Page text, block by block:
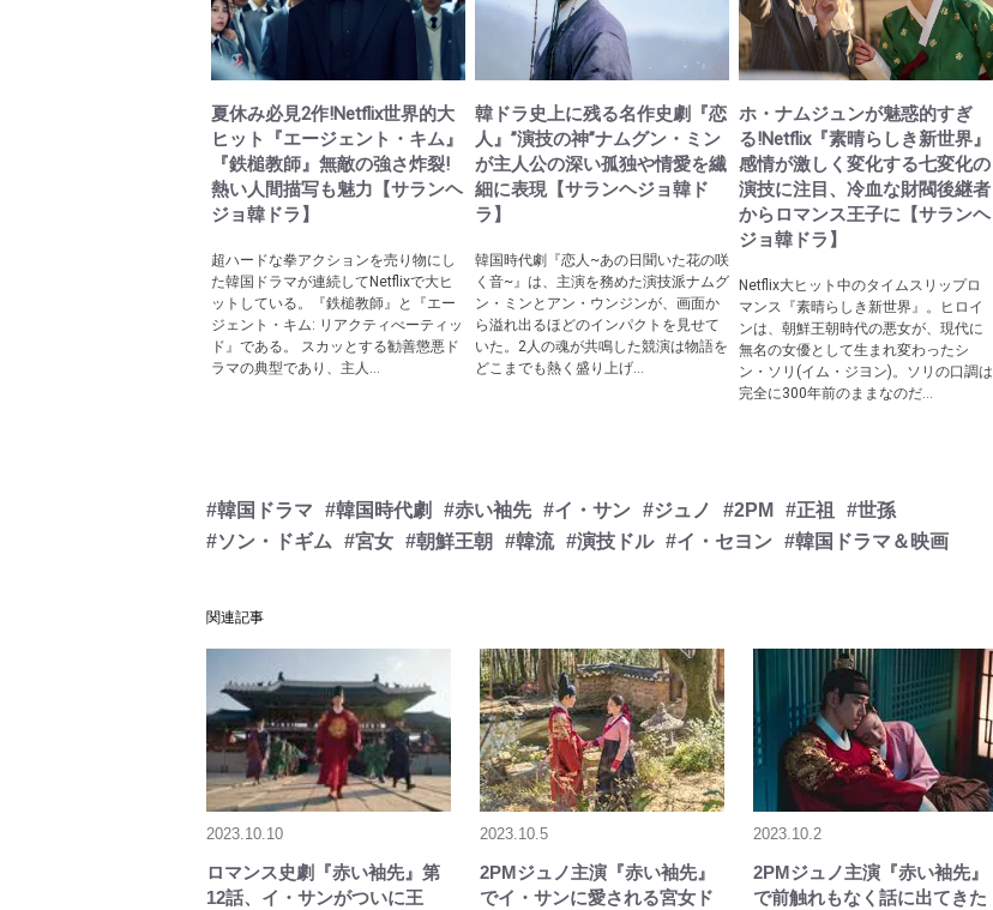
夏休み必見2作!Netflix世界的大
ヒット『エージェント・キム』
『鉄槌教師』無敵の強さ炸裂!
熱い人間描写も魅力【サランヘ
ジョ韓ドラ】
超ハードな拳アクションを売り物にし
た韓国ドラマが連続してNetflixで大ヒ
ットしている。『鉄槌教師』と『エー
ジェント・キム: リアクティべーティッ
ド』である。 スカッとする勧善懲悪ド
ラマの典型であり、主人...
韓ドラ史上に残る名作史劇『恋
人』”演技の神”ナムグン・ミン
が主人公の深い孤独や情愛を繊
細に表現【サランヘジョ韓ド
ラ】
韓国時代劇『恋人~あの日聞いた花の咲
く音~』は、主演を務めた演技派ナムグ
ン・ミンとアン・ウンジンが、画面か
ら溢れ出るほどのインパクトを見せて
いた。2人の魂が共鳴した競演は物語を
どこまでも熱く盛り上げ...
ホ・ナムジュンが魅惑的すぎ
る!Netflix『素晴らしき新世界』
感情が激しく変化する七変化の
演技に注目、冷血な財閥後継者
からロマンス王子に【サランヘ
ジョ韓ドラ】
Netflix大ヒット中のタイムスリップロ
マンス『素晴らしき新世界』。ヒロイ
ンは、朝鮮王朝時代の悪女が、現代に
無名の女優として生まれ変わったシ
ン・ソリ(イム・ジヨン)。ソリの口調は
完全に300年前のままなのだ...
#韓国ドラマ #韓国時代劇 #赤い袖先 #イ・サン #ジュノ #2PM #正祖
#世孫
#ソン・ドギム
#宮女 #朝鮮王朝 #韓流 #演技ドル #イ・セヨン #韓国ドラマ＆映画
関連記事
2023.10.10
ロマンス史劇『赤い袖先』第
12話、イ・サンがついに王
2023.10.5
2PMジュノ主演『赤い袖先』
でイ・サンに愛される宮女ド
2023.10.2
2PMジュノ主演『赤い袖先』
で前触れもなく話に出てきた